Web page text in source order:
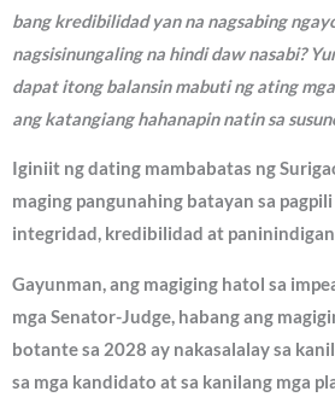
bang kredibilidad yan na nagsabing
nagsisinungaling na hindi daw nasabi?
dapat itong balansin mabuti ng ating
ang katangiang hahanapin natin sa
Iginiit ng dating mambabatas ng
maging pangunahing batayan sa
integridad, kredibilidad at
Gayunman, ang magiging hatol sa
mga Senator-Judge, habang ang
botante sa 2028 ay nakasalalay sa
sa mga kandidato at sa kanilang mga